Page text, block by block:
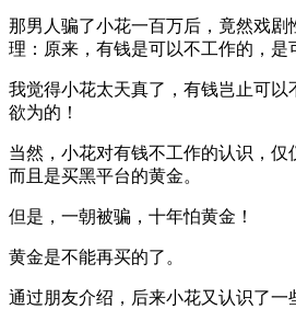
那男人骗了小花一百万后，竟然戏剧
理：原来，有钱是可以不工作的，是
我觉得小花太天真了，有钱岂止可以
欲为的！
当然，小花对有钱不工作的认识，仅
而且是买黑平台的黄金。
但是，一朝被骗，十年怕黄金！
黄金是不能再买的了。
通过朋友介绍，后来小花又认识了一